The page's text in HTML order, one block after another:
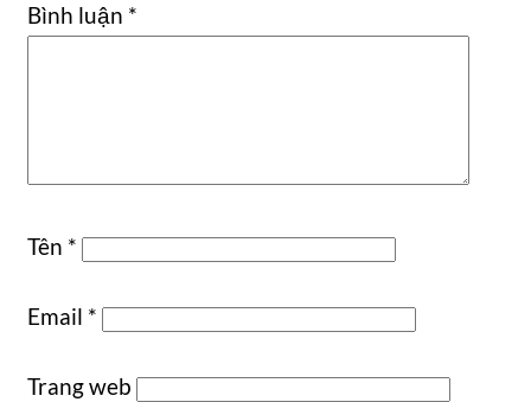
Bình luận *
Tên *
Email *
Trang web